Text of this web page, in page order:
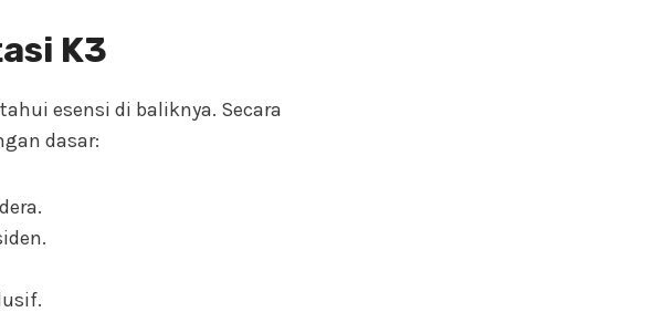
K3
esensi di baliknya. Secara
dasar: